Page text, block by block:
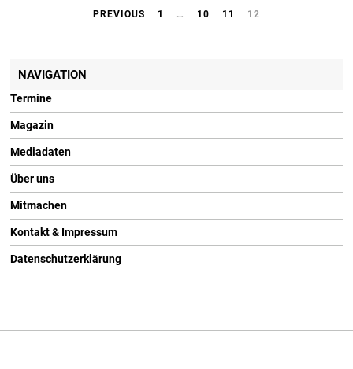
PREVIOUS 1 … 10 11 12
NAVIGATION
Termine
Magazin
Mediadaten
Über uns
Mitmachen
Kontakt & Impressum
Datenschutzerklärung